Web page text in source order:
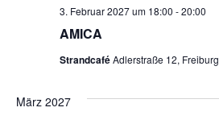
AMICA
3. Februar 2027 um 18:00 -20:00
StrandcaféAdlerstraße 12, Freiburg
März 2027